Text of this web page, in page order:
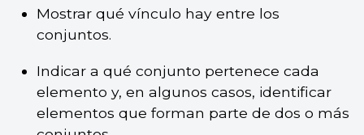
Mostrar qué vínculo hay entre los
conjuntos.
Indicar a qué conjunto pertenece cada
elemento y, en algunos casos, identificar
elementos que forman parte de dos o más